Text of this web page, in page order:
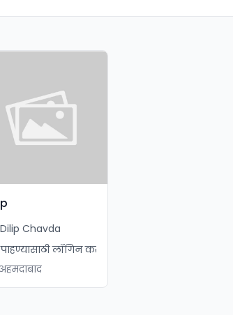
Dilip Chavda
पाहण्यासाठी लॉगिन करा
अहमदाबाद